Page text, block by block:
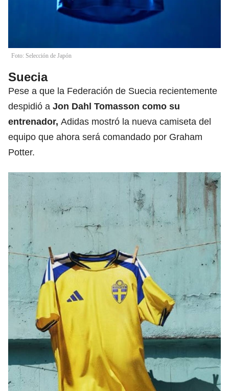
Foto: Selección de Japón
Suecia
Pese a que la Federación de Suecia recientemente
despidió a Jon Dahl Tomasson como su
entrenador, Adidas mostró la nueva camiseta del
equipo que ahora será comandado por Graham
Potter.